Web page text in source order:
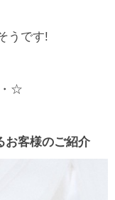
うです!
・☆
お客様のご紹介